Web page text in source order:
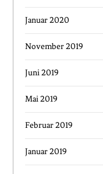
Januar 2020
November 2019
Juni 2019
Mai 2019
Februar 2019
Januar 2019